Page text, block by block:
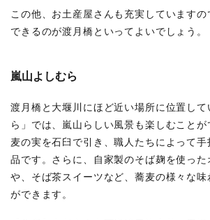
この他、お土産屋さんも充実していますの
できるのが渡月橋といってよいでしょう。
嵐山よしむら
渡月橋と大堰川にほど近い場所に位置し
ら」では、嵐山らしい風景も楽しむこと
麦の実を石臼で引き、職人たちによって
品です。さらに、自家製のそば麹を使っ
や、そば茶スイーツなど、蕎麦の様々な味
ができます。